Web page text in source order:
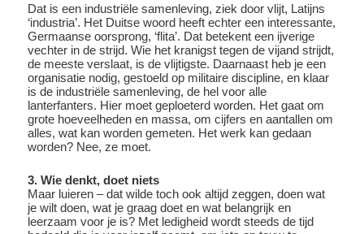
Dat is een industriële samenleving, ziek door vlijt, Latijns
‘industria’. Het Duitse woord heeft echter een interessante,
Germaanse oorsprong, ‘flita’. Dat betekent een ijverige
vechter in de strijd. Wie het kranigst tegen de vijand strijdt,
de meeste verslaat, is de vlijtigste. Daarnaast heb je een
organisatie nodig, gestoeld op militaire discipline, en klaar
is de industriële samenleving, de hel voor alle
lanterfanters. Hier moet geploeterd worden. Het gaat om
grote hoeveelheden en massa, om cijfers en aantallen om
alles, wat kan worden gemeten. Het werk kan gedaan
worden? Nee, ze moet.
3. Wie denkt, doet niets
Maar luieren – dat wilde toch ook altijd zeggen, doen wat
je wilt doen, wat je graag doet en wat belangrijk en
leerzaam voor je is? Met ledigheid wordt steeds de tijd